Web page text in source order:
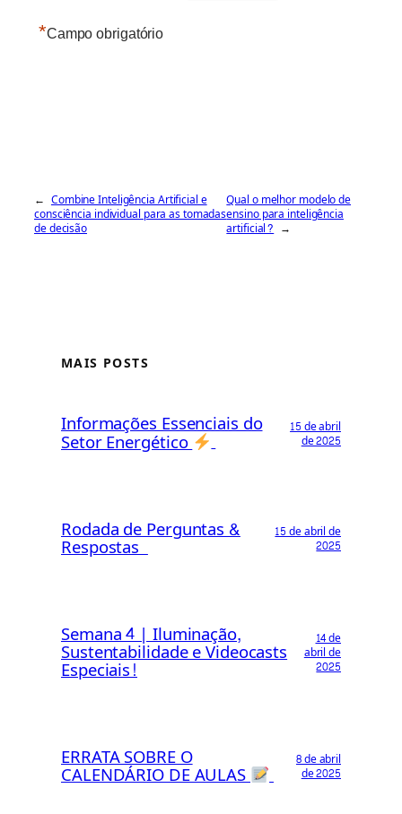
*Campo obrigatório
← Combine Inteligência Artificial e
consciência individual para as tomadas
de decisão
Qual o melhor modelo de
ensino para inteligência
artificial? →
MAIS POSTS
Informações Essenciais do
Setor Energético
15 de abril
de 2025
Rodada de Perguntas &
Respostas
15 de abril de
2025
Semana 4 | Iluminação,
Sustentabilidade e Videocasts
Especiais!
14 de
abril de
2025
ERRATA SOBRE O
CALENDÁRIO DE AULAS
8 de abril
de 2025